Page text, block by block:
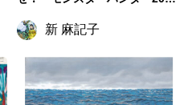
新 麻記子